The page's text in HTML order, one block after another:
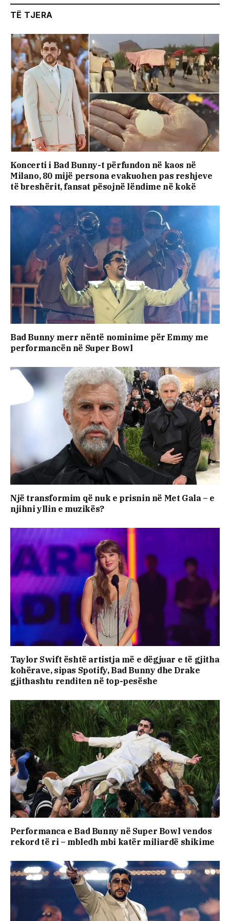
TË TJERA
Koncerti i Bad Bunny-t përfundon në kaos në
Milano, 80 mijë persona evakuohen pas reshjeve
të breshërit, fansat pësojnë lëndime në kokë
Bad Bunny merr nëntë nominime për Emmy me
performancën në Super Bowl
Një transformim që nuk e prisnin në Met Gala – e
njihni yllin e muzikës?
Taylor Swift është artistja më e dëgjuar e të gjitha
kohërave, sipas Spotify, Bad Bunny dhe Drake
gjithashtu renditen në top-pesëshe
Performanca e Bad Bunny në Super Bowl vendos
rekord të ri – mbledh mbi katër miliardë shikime